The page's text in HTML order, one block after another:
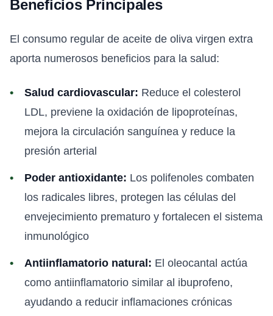
Beneficios Principales
El consumo regular de aceite de oliva virgen extra
aporta numerosos beneficios para la salud:
Salud cardiovascular: Reduce el colesterol
LDL, previene la oxidación de lipoproteínas,
mejora la circulación sanguínea y reduce la
presión arterial
Poder antioxidante: Los polifenoles combaten
los radicales libres, protegen las células del
envejecimiento prematuro y fortalecen el sistema
inmunológico
Antiinflamatorio natural: El oleocantal actúa
como antiinflamatorio similar al ibuprofeno,
ayudando a reducir inflamaciones crónicas